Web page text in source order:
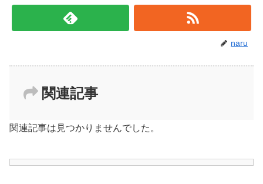
naru
関連記事
関連記事は見つかりませんでした。